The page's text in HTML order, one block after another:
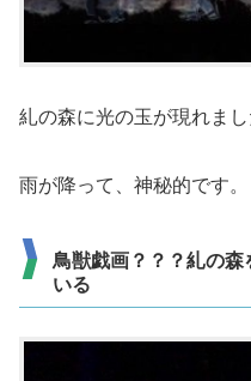
糺の森に光の玉が現れまし
雨が降って、神秘的です。
鳥獣戯画？？？糺の森
いる